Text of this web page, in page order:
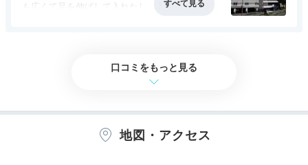
も広くて足を伸ばして入れたし、入浴剤も香りが
口コミをもっと見る
地図・アクセス